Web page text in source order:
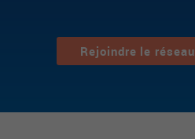
Rejoindre le réseau